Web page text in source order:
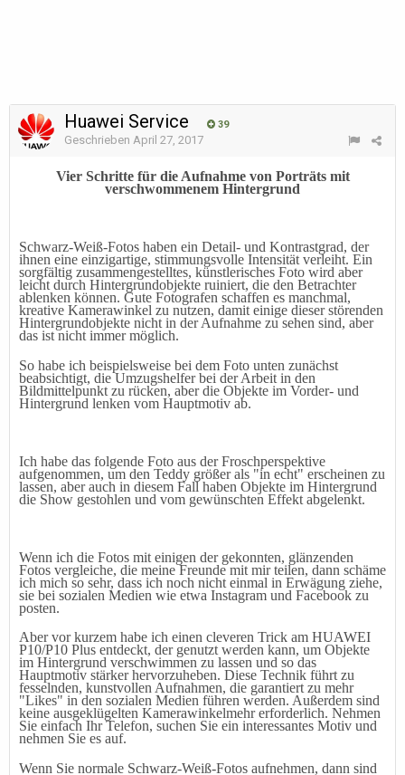
Huawei Service 39
Geschrieben April 27, 2017
Vier Schritte für die Aufnahme von Porträts mit
verschwommenem Hintergrund
Schwarz-Weiß-Fotos haben ein Detail- und Kontrastgrad, der
ihnen eine einzigartige, stimmungsvolle Intensität verleiht. Ein
sorgfältig zusammengestelltes, künstlerisches Foto wird aber
leicht durch Hintergrundobjekte ruiniert, die den Betrachter
ablenken können. Gute Fotografen schaffen es manchmal,
kreative Kamerawinkel zu nutzen, damit einige dieser störenden
Hintergrundobjekte nicht in der Aufnahme zu sehen sind, aber
das ist nicht immer möglich.
So habe ich beispielsweise bei dem Foto unten zunächst
beabsichtigt, die Umzugshelfer bei der Arbeit in den
Bildmittelpunkt zu rücken, aber die Objekte im Vorder- und
Hintergrund lenken vom Hauptmotiv ab.
Ich habe das folgende Foto aus der Froschperspektive
aufgenommen, um den Teddy größer als "in echt" erscheinen zu
lassen, aber auch in diesem Fall haben Objekte im Hintergrund
die Show gestohlen und vom gewünschten Effekt abgelenkt.
Wenn ich die Fotos mit einigen der gekonnten, glänzenden
Fotos vergleiche, die meine Freunde mit mir teilen, dann schäme
ich mich so sehr, dass ich noch nicht einmal in Erwägung ziehe,
sie bei sozialen Medien wie etwa Instagram und Facebook zu
posten.
Aber vor kurzem habe ich einen cleveren Trick am HUAWEI
P10/P10 Plus entdeckt, der genutzt werden kann, um Objekte
im Hintergrund verschwimmen zu lassen und so das
Hauptmotiv stärker hervorzuheben. Diese Technik führt zu
fesselnden, kunstvollen Aufnahmen, die garantiert zu mehr
"Likes" in den sozialen Medien führen werden. Außerdem sind
keine ausgeklügelten Kamerawinkelmehr erforderlich. Nehmen
Sie einfach Ihr Telefon, suchen Sie ein interessantes Motiv und
nehmen Sie es auf.
Wenn Sie normale Schwarz-Weiß-Fotos aufnehmen, dann sind